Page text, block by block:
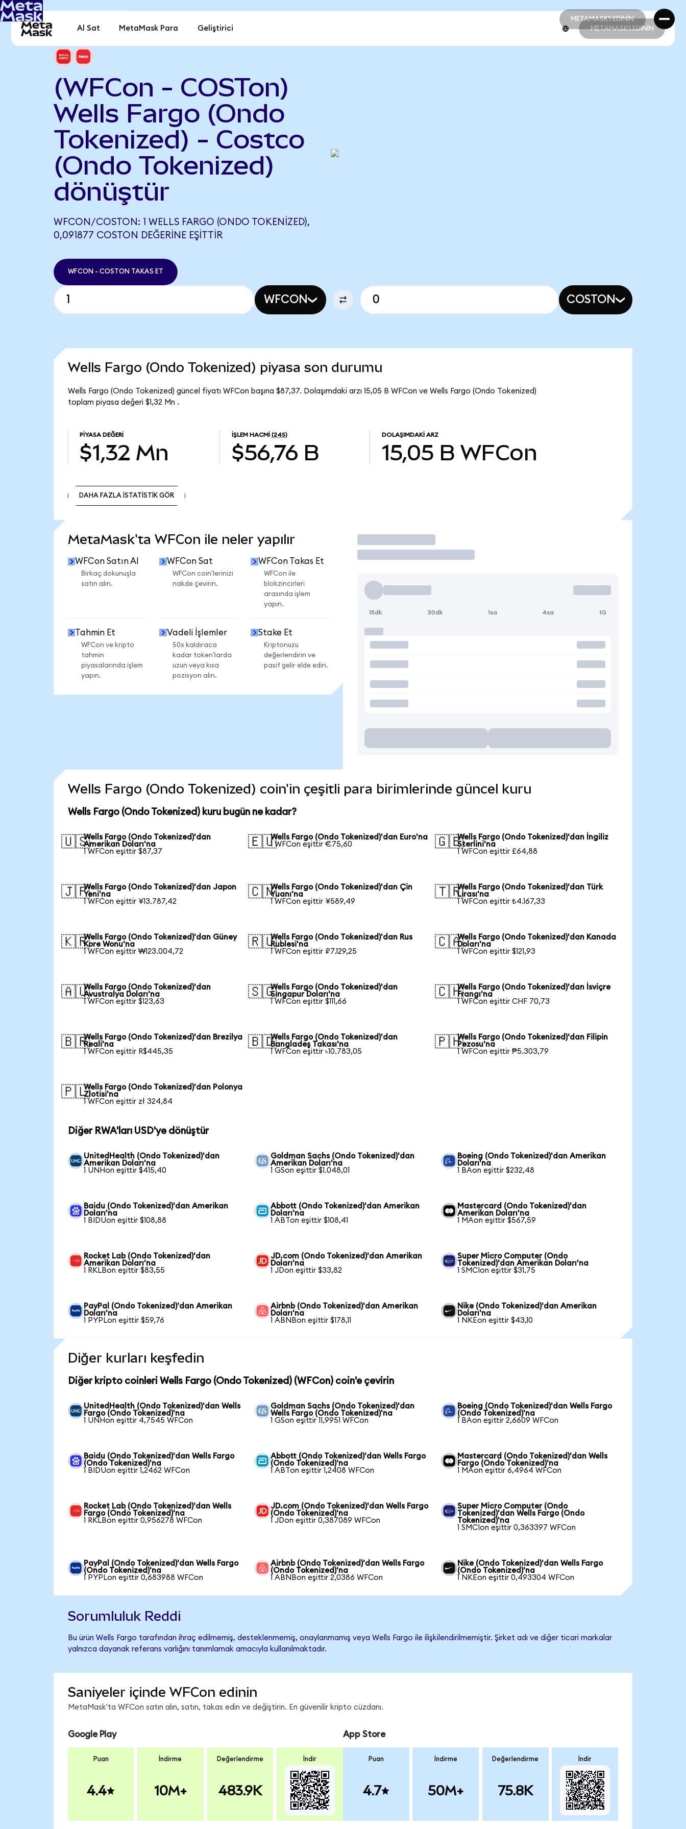
METAMASK'I EDİNİN
METAMASK'I EDİNİN
Al Sat MetaMask Para Geliştirici METAMASK'I EDİNİN
(WFCon - COSTon)
Wells Fargo (Ondo
Tokenized) - Costco
(Ondo Tokenized)
dönüştür
WFCON/COSTON: 1 WELLS FARGO (ONDO TOKENIZED),
0,091877 COSTON DEĞERINE EŞITTIR
WFCON - COSTON TAKAS ET
WFCON COSTON
Wells Fargo (Ondo Tokenized) piyasa son durumu
Wells Fargo (Ondo Tokenized) güncel fiyatı WFCon başına $87,37. Dolaşımdaki arzı 15,05 B WFCon ve Wells Fargo (Ondo Tokenized)
toplam piyasa değeri $1,32 Mn .
PIYASA DEĞERI
$1,32 Mn
İŞLEM HACMI (24S)
$56,76 B
DOLAŞIMDAKI ARZ
15,05 B WFCon
DAHA FAZLA İSTATİSTİK GÖR
MetaMask'ta WFCon ile neler yapılır
WFCon Satın Al
Birkaç dokunuşla
satın alın.
WFCon Sat
WFCon coin'lerinizi
nakde çevirin.
WFCon Takas Et
WFCon ile
blokzincirleri
arasında işlem
yapın.
Tahmin Et
WFCon ve kripto
tahmin
piyasalarında işlem
yapın.
Vadeli İşlemler
50x kaldıraca
kadar token'larda
uzun veya kısa
pozisyon alın.
Stake Et
Kriptonuzu
değerlendirin ve
pasif gelir elde edin.
İşlem Yap
15dk 30dk 1sa 4sa 1G
Wells Fargo (Ondo Tokenized) coin'in çeşitli para birimlerinde güncel kuru
Wells Fargo (Ondo Tokenized) kuru bugün ne kadar?
🇺🇸Wells Fargo (Ondo Tokenized)'dan
Amerikan Doları'na
1 WFCon eşittir $87,37
🇪🇺Wells Fargo (Ondo Tokenized)'dan Euro'na
1 WFCon eşittir €75,60
🇬🇧Wells Fargo (Ondo Tokenized)'dan İngiliz
Sterlini'na
1 WFCon eşittir £64,88
🇯🇵Wells Fargo (Ondo Tokenized)'dan Japon
Yeni'na
1 WFCon eşittir ¥13.787,42
🇨🇳Wells Fargo (Ondo Tokenized)'dan Çin
Yuanı'na
1 WFCon eşittir ¥589,49
🇹🇷Wells Fargo (Ondo Tokenized)'dan Türk
Lirası'na
1 WFCon eşittir ₺4.167,33
🇰🇷Wells Fargo (Ondo Tokenized)'dan Güney
Kore Wonu'na
1 WFCon eşittir ₩123.004,72
🇷🇺Wells Fargo (Ondo Tokenized)'dan Rus
Rublesi'na
1 WFCon eşittir ₽7.129,25
🇨🇦Wells Fargo (Ondo Tokenized)'dan Kanada
Doları'na
1 WFCon eşittir $121,93
🇦🇺Wells Fargo (Ondo Tokenized)'dan
Avustralya Doları'na
1 WFCon eşittir $123,63
🇸🇬Wells Fargo (Ondo Tokenized)'dan
Singapur Doları'na
1 WFCon eşittir $111,66
🇨🇭Wells Fargo (Ondo Tokenized)'dan İsviçre
Frangı'na
1 WFCon eşittir CHF 70,73
🇧🇷Wells Fargo (Ondo Tokenized)'dan Brezilya
Reali'na
1 WFCon eşittir R$445,35
🇧🇩Wells Fargo (Ondo Tokenized)'dan
Bangladeş Takası'na
1 WFCon eşittir ৳10.783,05
🇵🇭Wells Fargo (Ondo Tokenized)'dan Filipin
Pezosu'na
1 WFCon eşittir ₱5.303,79
🇵🇱Wells Fargo (Ondo Tokenized)'dan Polonya
Zlotisi'na
1 WFCon eşittir zł 324,84
Diğer RWA'ları USD'ye dönüştür
UnitedHealth (Ondo Tokenized)'dan
Amerikan Doları'na
1 UNHon eşittir $415,40
Goldman Sachs (Ondo Tokenized)'dan
Amerikan Doları'na
1 GSon eşittir $1.048,01
Boeing (Ondo Tokenized)'dan Amerikan
Doları'na
1 BAon eşittir $232,48
Baidu (Ondo Tokenized)'dan Amerikan
Doları'na
1 BIDUon eşittir $108,88
Abbott (Ondo Tokenized)'dan Amerikan
Doları'na
1 ABTon eşittir $108,41
Mastercard (Ondo Tokenized)'dan
Amerikan Doları'na
1 MAon eşittir $567,59
Rocket Lab (Ondo Tokenized)'dan
Amerikan Doları'na
1 RKLBon eşittir $83,55
JD.com (Ondo Tokenized)'dan Amerikan
Doları'na
1 JDon eşittir $33,82
Super Micro Computer (Ondo
Tokenized)'dan Amerikan Doları'na
1 SMCIon eşittir $31,75
PayPal (Ondo Tokenized)'dan Amerikan
Doları'na
1 PYPLon eşittir $59,76
Airbnb (Ondo Tokenized)'dan Amerikan
Doları'na
1 ABNBon eşittir $178,11
Nike (Ondo Tokenized)'dan Amerikan
Doları'na
1 NKEon eşittir $43,10
Diğer kurları keşfedin
Diğer kripto coinleri Wells Fargo (Ondo Tokenized) (WFCon) coin'e çevirin
UnitedHealth (Ondo Tokenized)'dan Wells
Fargo (Ondo Tokenized)'na
1 UNHon eşittir 4,7545 WFCon
Goldman Sachs (Ondo Tokenized)'dan
Wells Fargo (Ondo Tokenized)'na
1 GSon eşittir 11,9951 WFCon
Boeing (Ondo Tokenized)'dan Wells Fargo
(Ondo Tokenized)'na
1 BAon eşittir 2,6609 WFCon
Baidu (Ondo Tokenized)'dan Wells Fargo
(Ondo Tokenized)'na
1 BIDUon eşittir 1,2462 WFCon
Abbott (Ondo Tokenized)'dan Wells Fargo
(Ondo Tokenized)'na
1 ABTon eşittir 1,2408 WFCon
Mastercard (Ondo Tokenized)'dan Wells
Fargo (Ondo Tokenized)'na
1 MAon eşittir 6,4964 WFCon
Rocket Lab (Ondo Tokenized)'dan Wells
Fargo (Ondo Tokenized)'na
1 RKLBon eşittir 0,956278 WFCon
JD.com (Ondo Tokenized)'dan Wells Fargo
(Ondo Tokenized)'na
1 JDon eşittir 0,387089 WFCon
Super Micro Computer (Ondo
Tokenized)'dan Wells Fargo (Ondo
Tokenized)'na
1 SMCIon eşittir 0,363397 WFCon
PayPal (Ondo Tokenized)'dan Wells Fargo
(Ondo Tokenized)'na
1 PYPLon eşittir 0,683988 WFCon
Airbnb (Ondo Tokenized)'dan Wells Fargo
(Ondo Tokenized)'na
1 ABNBon eşittir 2,0386 WFCon
Nike (Ondo Tokenized)'dan Wells Fargo
(Ondo Tokenized)'na
1 NKEon eşittir 0,493304 WFCon
Sorumluluk Reddi
Bu ürün Wells Fargo tarafından ihraç edilmemiş, desteklenmemiş, onaylanmamış veya Wells Fargo ile ilişkilendirilmemiştir. Şirket adı ve diğer ticari markalar
yalnızca dayanak referans varlığını tanımlamak amacıyla kullanılmaktadır.
Saniyeler içinde WFCon edinin
MetaMask'ta WFCon satın alın, satın, takas edin ve değiştirin. En güvenilir kripto cüzdanı.
Google Play
Puan
4.4
İndirme
10M+
Değerlendirme
483.9K
İndir
App Store
Puan
4.7
İndirme
50M+
Değerlendirme
75.8K
İndir